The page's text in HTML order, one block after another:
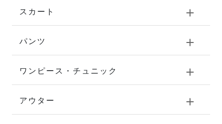
スカート
パンツ
ワンピース・チュニック
アウター